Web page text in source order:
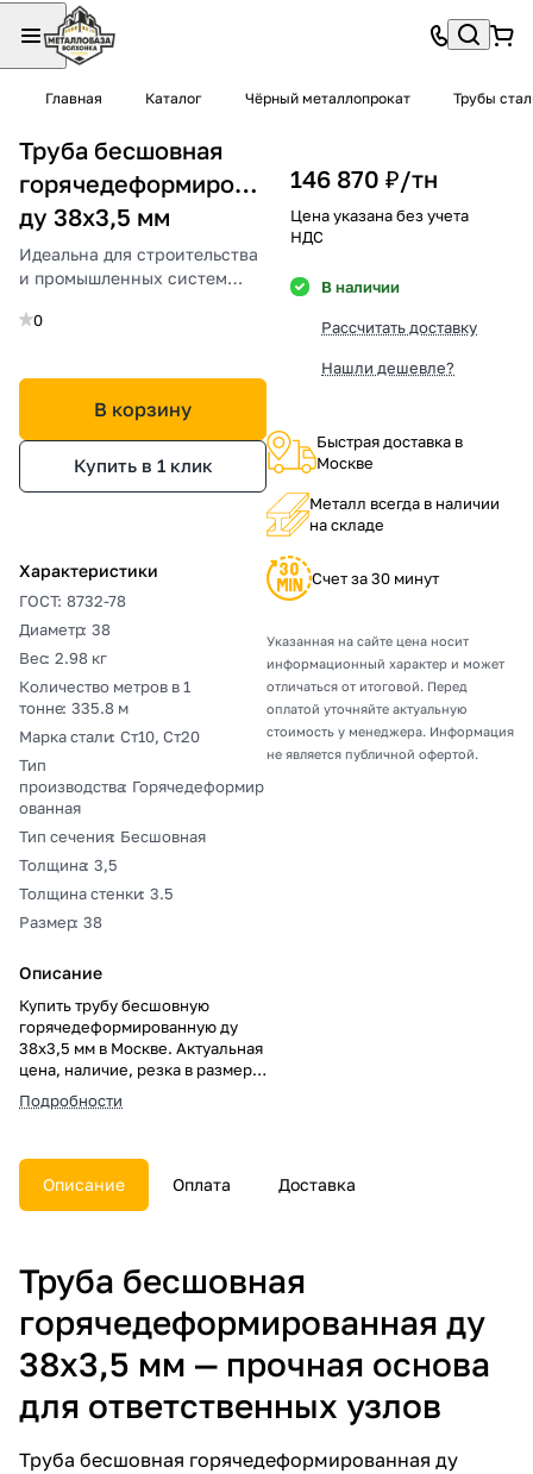
Главная Каталог Чёрный металлопрокат Трубы
Труба бесшовная
горячедеформированная
ду 38х3,5 мм
Идеальна для строительства
и промышленных систем
0
В корзину
Купить в 1 клик
Характеристики
ГОСТ: 8732-78
Диаметр: 38
Вес: 2.98 кг
Количество метров в 1
тонне: 335.8 м
Марка стали: Ст10, Ст20
Тип
производства: Горячедеформир
ованная
Тип сечения: Бесшовная
Толщина: 3,5
Толщина стенки: 3.5
Размер: 38
Описание
Купить трубу бесшовную
горячедеформированную ду
38х3,5 мм в Москве. Актуальная
цена, наличие, резка в размер,
погрузка, доставка, расчет веса
и документы.
Подробности
146 870 ₽/тн
Цена указана без учета
НДС
В наличии
Рассчитать доставку
Нашли дешевле?
Быстрая доставка в
Москве
Металл всегда в наличии
на складе
Счет за 30 минут
Указанная на сайте цена носит
информационный характер и может
отличаться от итоговой. Перед
оплатой уточняйте актуальную
стоимость у менеджера. Информация
не является публичной офертой.
Описание Оплата Доставка
Труба бесшовная
горячедеформированная ду
38х3,5 мм — прочная основа
для ответственных узлов
Труба бесшовная горячедеформированная ду